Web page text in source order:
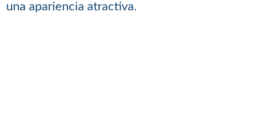
una apariencia atractiva.